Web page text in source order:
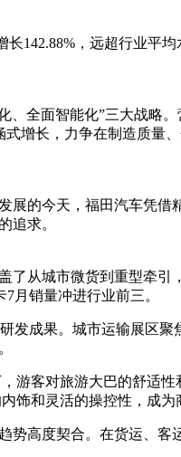
142.88%，远超行业平均
、全面智能化”三大战略
增长，力争在制造质量
展的今天，福田汽车凭借
追求。
了从城市微货到重型牵引
月销量冲进行业前三。
发成果。城市运输展区
游客对旅游大巴的舒适
饰和灵活的操控性，成为
势高度契合。在货运、客